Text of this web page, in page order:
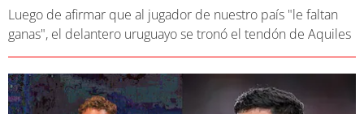
Luego de afirmar que al jugador de nuestro país "le faltan
ganas", el delantero uruguayo se tronó el tendón de Aquiles